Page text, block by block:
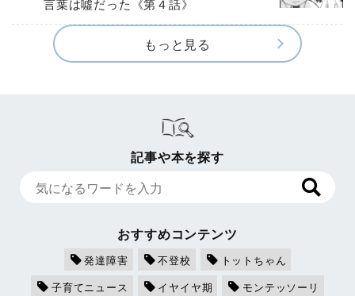
言葉は噓だった《第４話》
もっと見る
記事や本を探す
おすすめコンテンツ
発達障害 不登校
トットちゃん
子育てニュース
イヤイヤ期
モンテッソーリ